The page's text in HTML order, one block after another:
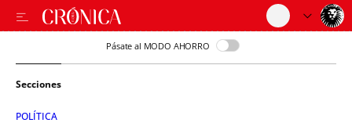
Pásate al MODO AHORRO
Secciones
POLÍTICA